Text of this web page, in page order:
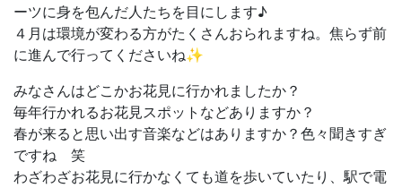
ーツに身を包んだ人たちを目にします♪
４月は環境が変わる方がたくさんおられますね。焦らず前
に進んで行ってくださいね✨
みなさんはどこかお花見に行かれましたか？
毎年行かれるお花見スポットなどありますか？
春が来ると思い出す音楽などはありますか？色々聞きすぎ
ですね 笑
わざわざお花見に行かなくても道を歩いていたり、駅で電